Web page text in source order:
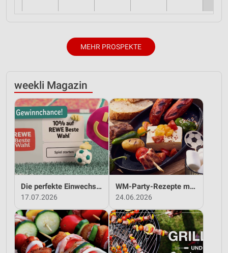
MEHR PROSPEKTE
weekli Magazin
Die perfekte Einwechslung: Dein Fan-Bonus!*
17.07.2026
WM-Party-Rezepte mit REWE!
24.06.2026